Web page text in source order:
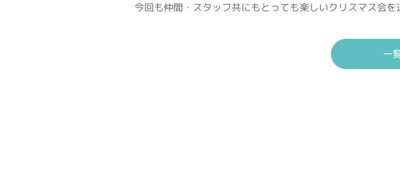
今回も仲間・スタッフ共にもとっても楽しいクリスマス会
一